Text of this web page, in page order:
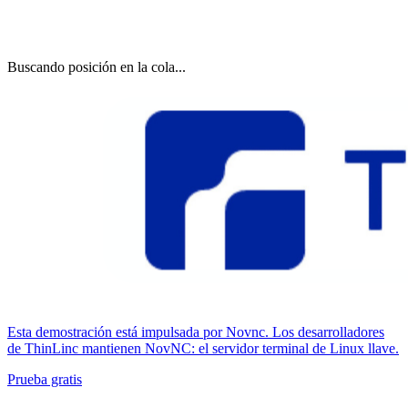
Buscando posición en la cola...
Esta demostración está impulsada por Novnc. Los desarrolladores
de ThinLinc mantienen NovNC: el servidor terminal de Linux llave.
Prueba gratis